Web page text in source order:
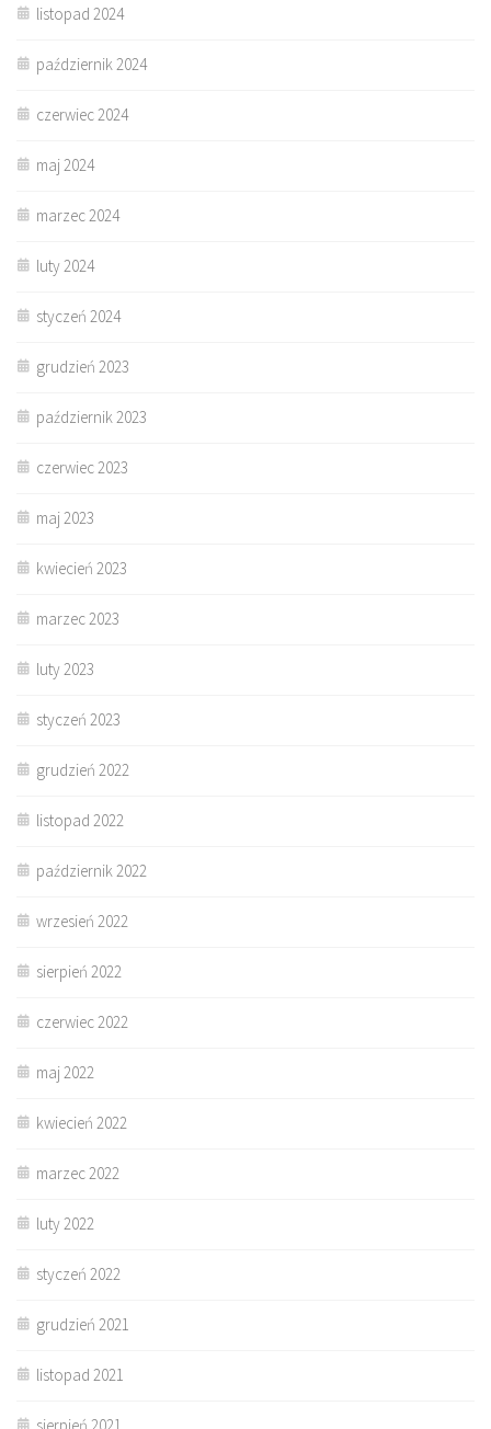
listopad 2024
październik 2024
czerwiec 2024
maj 2024
marzec 2024
luty 2024
styczeń 2024
grudzień 2023
październik 2023
czerwiec 2023
maj 2023
kwiecień 2023
marzec 2023
luty 2023
styczeń 2023
grudzień 2022
listopad 2022
październik 2022
wrzesień 2022
sierpień 2022
czerwiec 2022
maj 2022
kwiecień 2022
marzec 2022
luty 2022
styczeń 2022
grudzień 2021
listopad 2021
sierpień 2021